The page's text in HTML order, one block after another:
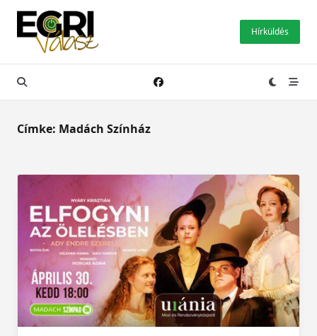
Skip
content
Hírküldés
Címke: Madách Színház